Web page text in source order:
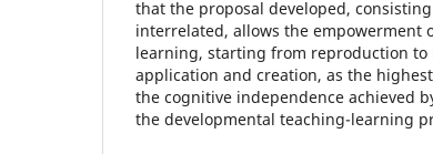
that the proposal developed,
interrelated, allows the empowerment
learning, starting from reproduction
application and creation, as the
the cognitive independence achieved
the developmental teaching-learning